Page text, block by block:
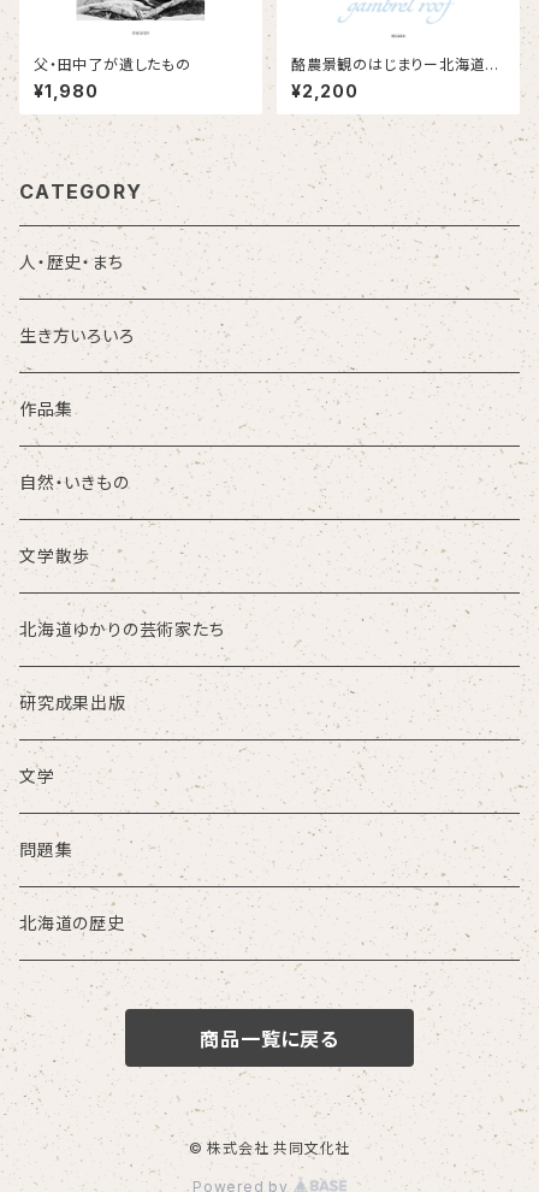
父・田中了が遺したもの
¥1,980
酪農景観のはじまりー北海道に
おけるギャンブレル屋根畜舎の
導入と展開
¥2,200
CATEGORY
人・歴史・まち
生き方いろいろ
作品集
自然・いきもの
文学散歩
北海道ゆかりの芸術家たち
研究成果出版
文学
問題集
北海道の歴史
商品一覧に戻る
© 株式会社 共同文化社
Powered by